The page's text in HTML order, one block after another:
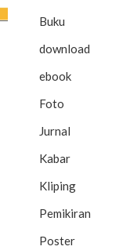
Buku
download
ebook
Foto
Jurnal
Kabar
Kliping
Pemikiran
Poster